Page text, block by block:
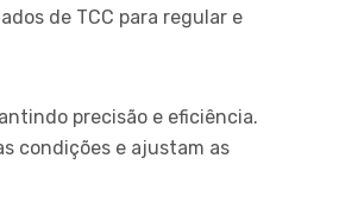
de TCC para regular e
precisão e eficiência.
condições e ajustam as